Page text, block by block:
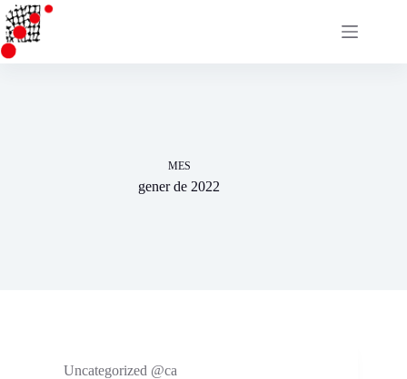
Omet
al
contingut
MES
gener de 2022
Uncategorized @ca